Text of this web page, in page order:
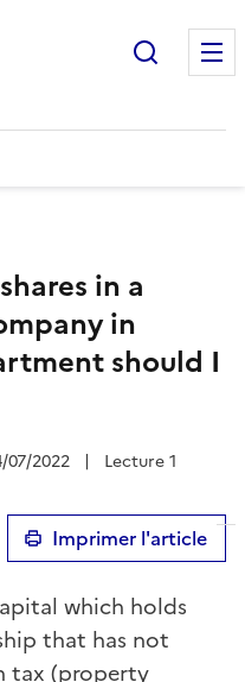
in a
in
should I
07/2022 |
Lecture 1
Imprimer l'article
which holds
that has not
tax (property